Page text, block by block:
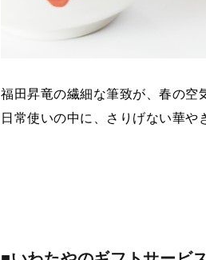
福田昇竜の繊細な筆致が、春の空
日常使いの中に、さりげない華や